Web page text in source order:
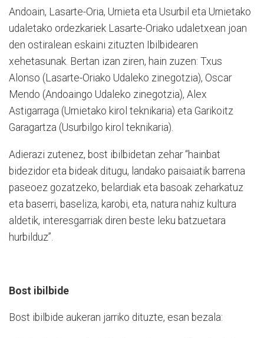
Andoain, Lasarte-Oria, Urnieta eta Usurbil eta Urnietako
udaletako ordezkariek Lasarte-Oriako udaletxean joan
den ostiralean eskaini zituzten Ibilbidearen
xehetasunak. Bertan izan ziren, hain zuzen: Txus
Alonso (Lasarte-Oriako Udaleko zinegotzia), Oscar
Mendo (Andoaingo Udaleko zinegotzia), Alex
Astigarraga (Urnietako kirol teknikaria) eta Garikoitz
Garagartza (Usurbilgo kirol teknikaria).
Adierazi zutenez, bost ibilbidetan zehar “hainbat
bidezidor eta bideak ditugu, landako paisaiatik barrena
paseoez gozatzeko, belardiak eta basoak zeharkatuz
eta baserri, baseliza, karobi, eta, natura nahiz kultura
aldetik, interesgarriak diren beste leku batzuetara
hurbilduz”.
Bost ibilbide
Bost ibilbide aukeran jarriko dituzte, esan bezala: